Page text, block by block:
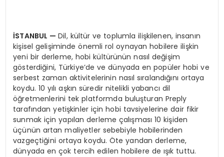
İSTANBUL —Dil, kültür ve toplumla ilişkilenen, insanın
kişisel gelişiminde önemli rol oynayan hobilere ilişkin
yeni bir derleme, hobi kültürünün nasıl değişim
gösterdiğini, Türkiye’de ve dünyada en popüler hobi ve
serbest zaman aktivitelerinin nasıl sıralandığını ortaya
koydu. 10 yılı aşkın süredir nitelikli yabancı dil
öğretmenlerini tek platformda buluşturan Preply
tarafından yetişkinler için hobi tavsiyelerine dair fikir
sunmak için yapılan derleme çalışması 10 kişiden
üçünün artan maliyetler sebebiyle hobilerinden
vazgeçtiğini ortaya koydu. Öte yandan derleme,
dünyada en çok tercih edilen hobilere de ışık tuttu.